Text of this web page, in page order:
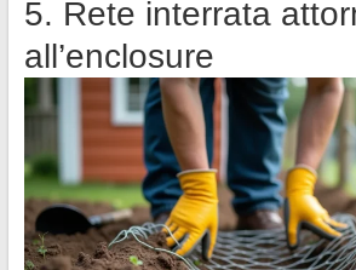
5. Rete interrata
all’enclosure